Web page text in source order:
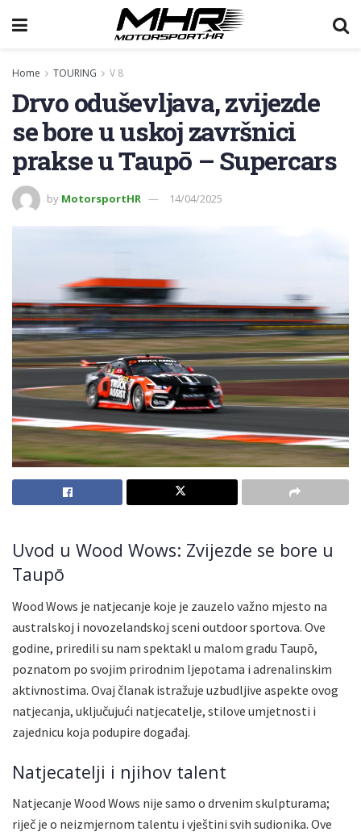
Home TOURING V 8
Drvo oduševljava, zvijezde
se bore u uskoj završnici
prakse u Taupō – Supercars
by MotorsportHR 14/04/2025
Uvod u Wood Wows: Zvijezde se bore u
Taupō
Wood Wows je natjecanje koje je zauzelo važno mjesto na
australskoj i novozelandskoj sceni outdoor sportova. Ove
godine, priredili su nam spektakl u malom gradu Taupō,
poznatom po svojim prirodnim ljepotama i adrenalinskim
aktivnostima. Ovaj članak istražuje uzbudljive aspekte ovog
natjecanja, uključujući natjecatelje, stilove umjetnosti i
zajednicu koja podupire događaj.
Natjecatelji i njihov talent
Natjecanje Wood Wows nije samo o drvenim skulpturama;
riječ je o neizmjernom talentu i vještini svih sudionika. Ove